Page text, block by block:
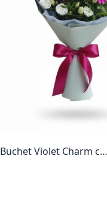
Buchet Violet Charm cu